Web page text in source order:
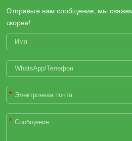
Отправьте нам сообщение, мы
скорее!
*
*